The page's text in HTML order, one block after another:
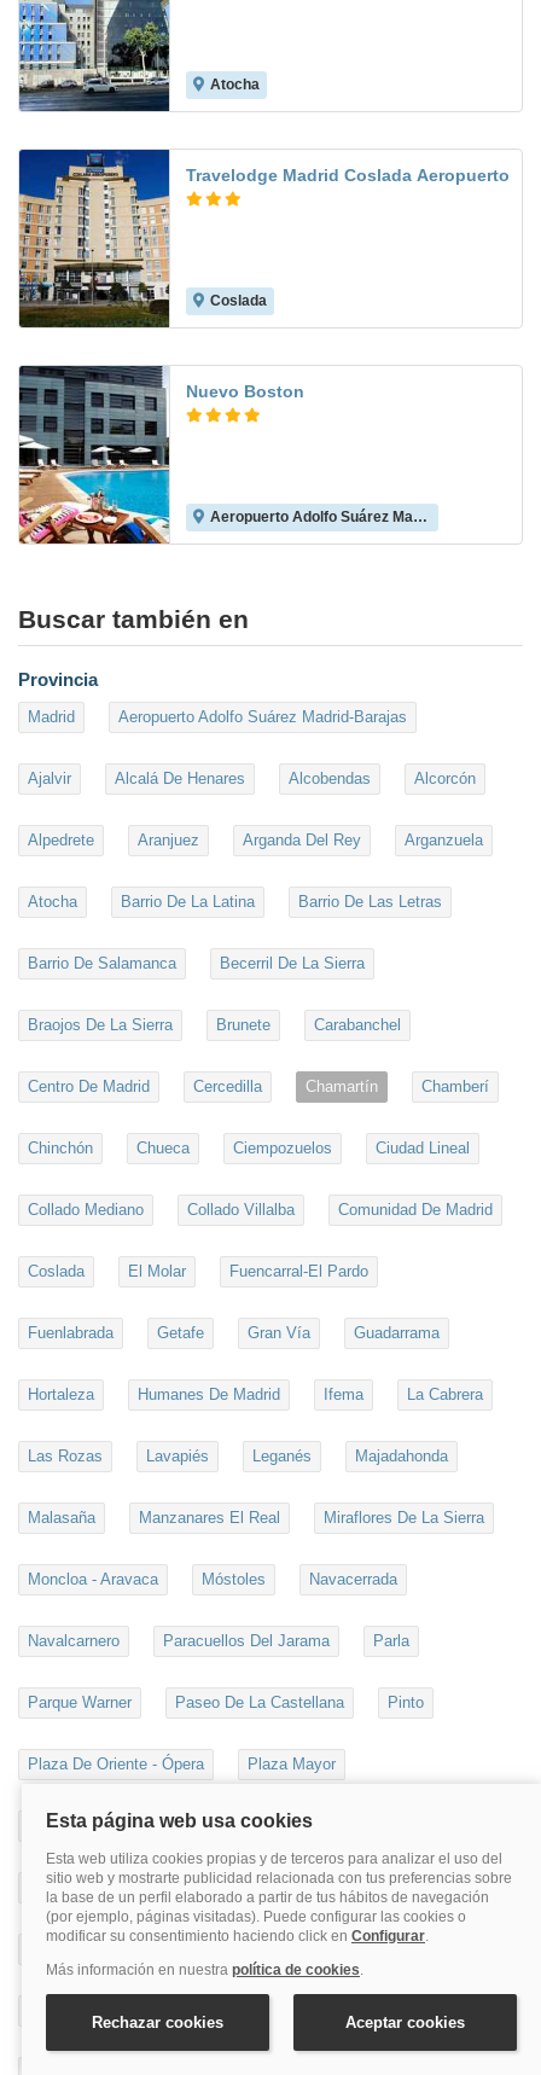
Atocha
Travelodge Madrid Coslada Aeropuerto
Coslada
Nuevo Boston
Aeropuerto Adolfo Suárez Madrid-Barajas
Buscar también en
Provincia
Madrid Aeropuerto Adolfo Suárez Madrid-Barajas
Ajalvir Alcalá De Henares Alcobendas Alcorcón
Alpedrete Aranjuez Arganda Del Rey Arganzuela
Atocha Barrio De La Latina Barrio De Las Letras
Barrio De Salamanca Becerril De La Sierra
Braojos De La Sierra Brunete Carabanchel
Centro De Madrid Cercedilla Chamartín Chamberí
Chinchón Chueca Ciempozuelos Ciudad Lineal
Collado Mediano Collado Villalba Comunidad De Madrid
Coslada El Molar Fuencarral-El Pardo
Fuenlabrada Getafe Gran Vía Guadarrama
Hortaleza Humanes De Madrid Ifema La Cabrera
Las Rozas Lavapiés Leganés Majadahonda
Malasaña Manzanares El Real Miraflores De La Sierra
Moncloa - Aravaca Móstoles Navacerrada
Navalcarnero Paracuellos Del Jarama Parla
Parque Warner Paseo De La Castellana Pinto
Plaza De Oriente - Ópera Plaza Mayor
Pozuelo De Alarcón Puente De Vallecas
Rascafría Retiro Rivas Robledo De Chavela